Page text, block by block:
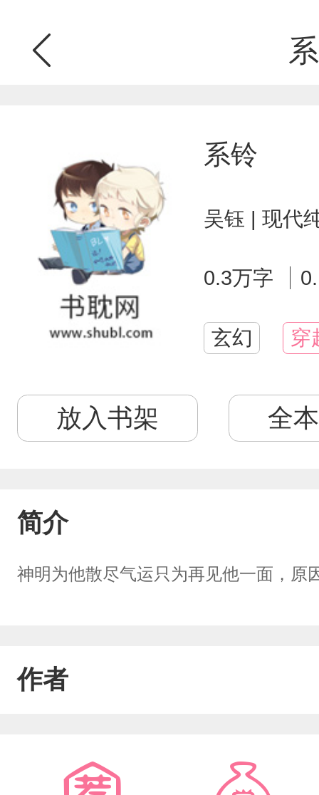
系铃
吴钰 | 现代
0.3万字
玄幻 穿
放入书架 全
简介
神明为他散尽气运只为再见他一面，原
作者